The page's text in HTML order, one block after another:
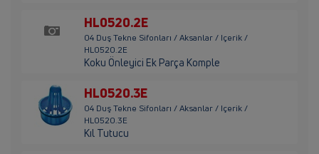
HL0520.2E
04 Duş Tekne Sifonları / Aksanlar / Içerik /
HL0520.2E
Koku Önleyici Ek Parça Komple
HL0520.3E
04 Duş Tekne Sifonları / Aksanlar / Içerik /
HL0520.3E
Kıl Tutucu